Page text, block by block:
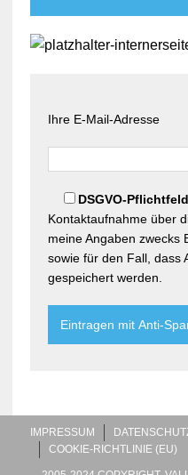
Ihre E-Mail-Adresse
Bitte lasse dieses Feld
DSGVO-
Kontaktaufnahme über
meine Angaben zwecks
sowie für den Fall, dass
gespeichert werden.
IMPRESSUM
COOKIE-RICHTLINIE (EU)